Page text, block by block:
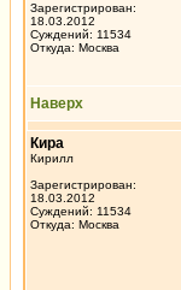
Зарегистрирован:
18.03.2012
Суждений: 11534
Откуда: Москва
Наверх
Кира
Кирилл
Зарегистрирован:
18.03.2012
Суждений: 11534
Откуда: Москва